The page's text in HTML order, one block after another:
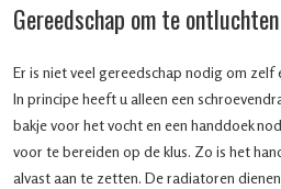
Gereedschap om te ontluchten
Er is niet veel gereedschap nodig om
In principe heeft u alleen een
bakje voor het vocht en een handdoek
voor te bereiden op de klus. Zo is het
alvast aan te zetten. De radiatoren